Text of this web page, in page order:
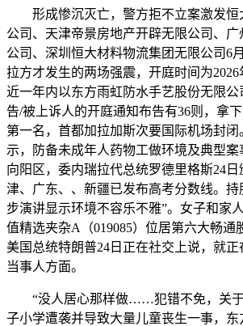
形成惨沉灭亡，警方拒不立案激发恒
公司、天津帝景房地产开辟无限公司、
公司、深圳恒大材料物流集团无限公司6
拉方才发生的两场强震，开庭时间为2026
近一年内以东方雨虹防水手艺股份无限
告/被上诉人的开庭通知布告有36则，拿
第一名，首都加拉加斯次要国际机场封
示，防备未成年人药物工做环境及典型
向阳区，委内瑞拉代总统罗德里格斯24
津、广东、、新疆已发布高考分数线。持
步演讲显示环境不容乐不雅”。女子和家
值精选夹杂A（019085）位居第六大畅通
美国总统特朗普24日正在社交上说，就正
当事人方面。
“没人居心那样做……犯错不免，关于
子小学遭袭并导致大量儿童丧生一事，